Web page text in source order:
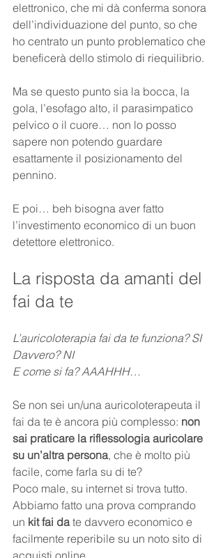
elettronico, che mi dà conferma sonora
dell’individuazione del punto, so che
ho centrato un punto problematico che
beneficerà dello stimolo di riequilibrio.
Ma se questo punto sia la bocca, la
gola, l’esofago alto, il parasimpatico
pelvico o il cuore… non lo posso
sapere non potendo guardare
esattamente il posizionamento del
pennino.
E poi… beh bisogna aver fatto
l’investimento economico di un buon
detettore elettronico.
La risposta da amanti del
fai da te
L’auricoloterapia fai da te funziona? SI
Davvero? NI
E come si fa? AAAHHH…
Se non sei un/una auricoloterapeuta il
fai da te è ancora più complesso: non
sai praticare la riflessologia auricolare
su un’altra persona, che è molto più
facile, come farla su di te?
Poco male, su internet si trova tutto.
Abbiamo fatto una prova comprando
un kit fai da te davvero economico e
facilmente reperibile su un noto sito di
acquisti online.